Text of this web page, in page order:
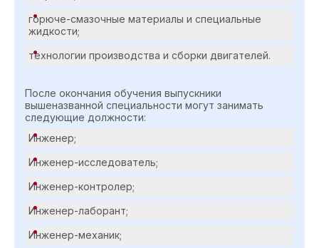
горюче-смазочные материалы и специальные
жидкости;
технологии производства и сборки двигателей.
После окончания обучения выпускники
вышеназванной специальности могут занимать
следующие должности:
Инженер;
Инженер-исследователь;
Инженер-контролер;
Инженер-лаборант;
Инженер-механик;